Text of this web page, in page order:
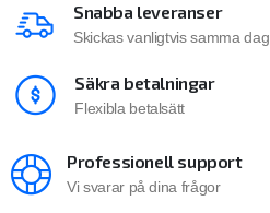
Snabba leveranser
Skickas vanligtvis samma dag
Säkra betalningar
Flexibla betalsätt
Professionell support
Vi svarar på dina frågor